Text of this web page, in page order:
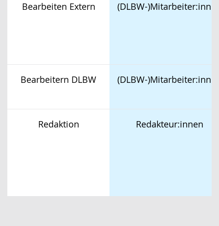
Bearbeiten Extern (DLBW-
Bearbeitern DLBW (DLBW-
Redaktion Redakteur:innen